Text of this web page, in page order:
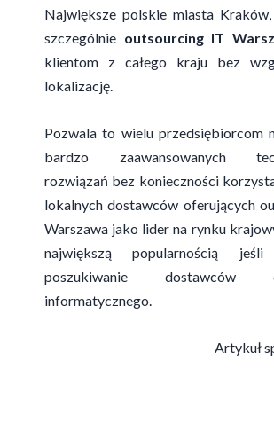
Największe polskie miasta
szczególnie outsourcing IT
klientom z całego kraju bez
lokalizację.
Pozwala to wielu przedsiębiorcom
bardzo zaawansowanych
rozwiązań bez konieczności
lokalnych dostawców oferujących
Warszawa jako lider na rynku
największą popularnością
poszukiwanie dostawców
informatycznego.
Artykuł